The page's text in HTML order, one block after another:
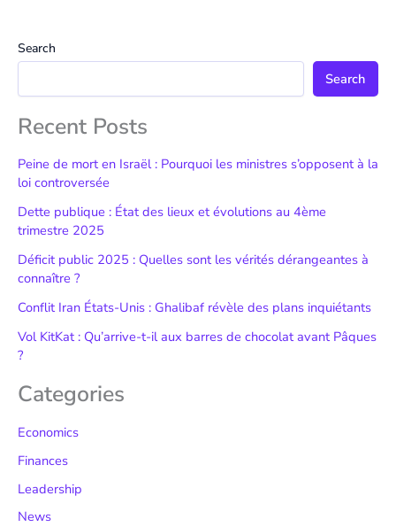
Search
Search
Recent Posts
Peine de mort en Israël : Pourquoi les ministres s’opposent à la
loi controversée
Dette publique : État des lieux et évolutions au 4ème
trimestre 2025
Déficit public 2025 : Quelles sont les vérités dérangeantes à
connaître ?
Conflit Iran États-Unis : Ghalibaf révèle des plans inquiétants
Vol KitKat : Qu’arrive-t-il aux barres de chocolat avant Pâques
?
Categories
Economics
Finances
Leadership
News